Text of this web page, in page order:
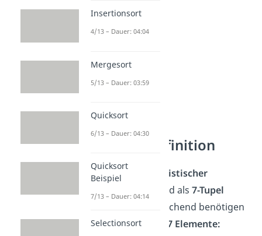
Formale Definition
Einnichtdeterministischer
wird als7-Tupel
definiert – entsprechend benötigen
wir die folgenden
7 Elemente:
Insertionsort
4/13 – Dauer: 04:04
Mergesort
5/13 – Dauer: 03:59
Quicksort
6/13 – Dauer: 04:30
Quicksort
Beispiel
7/13 – Dauer: 04:14
Selectionsort